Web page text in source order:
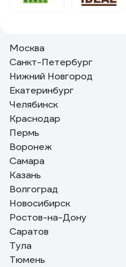
белый УТ000074187
надевается на трубы и
надевается - вообще без
Москва
Санкт-Петербург
Нижний Новгород
Екатеринбург
Челябинск
Краснодар
Пермь
Воронеж
Самара
Казань
Волгоград
Новосибирск
Ростов-на-Дону
Саратов
Тула
Тюмень